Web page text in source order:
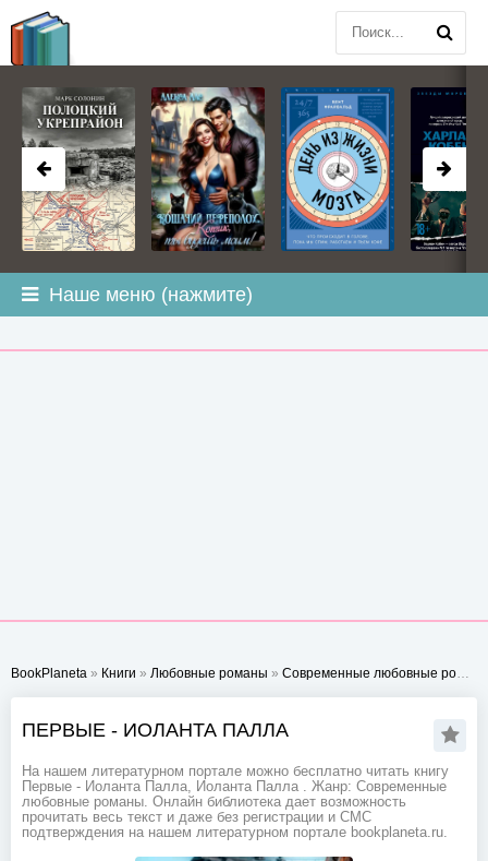
Наше меню (нажмите)
BookPlaneta » Книги » Любовные романы » Современные любовные романы
ПЕРВЫЕ - ИОЛАНТА ПАЛЛА
На нашем литературном портале можно бесплатно читать книгу
Первые - Иоланта Палла, Иоланта Палла . Жанр: Современные
любовные романы. Онлайн библиотека дает возможность
прочитать весь текст и даже без регистрации и СМС
подтверждения на нашем литературном портале bookplaneta.ru.
BOOKPLANETA.COM